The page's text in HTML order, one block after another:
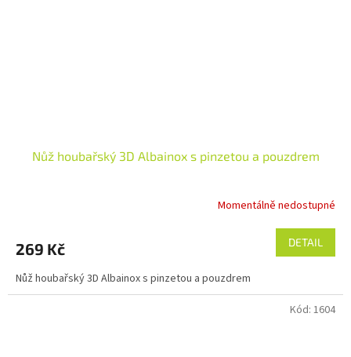
Nůž houbařský 3D Albainox s pinzetou a pouzdrem
Momentálně nedostupné
269 Kč DETAIL
Nůž houbařský 3D Albainox s pinzetou a pouzdrem
Kód: 1604